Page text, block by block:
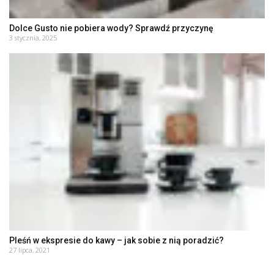
Dolce Gusto nie pobiera wody? Sprawdź przyczynę
3 stycznia, 2025
Pleśń w ekspresie do kawy – jak sobie z nią poradzić?
27 lipca, 2021